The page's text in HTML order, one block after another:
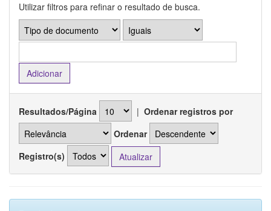
Utilizar filtros para refinar o resultado de busca.
Resultados/Página | Ordenar registros por
Ordenar
Registro(s)